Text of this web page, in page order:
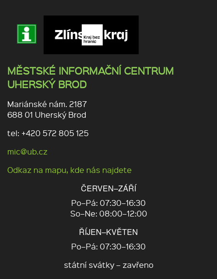
MĚSTSKÉ INFORMAČNÍ CENTRUM
UHERSKÝ BROD
Mariánské nám. 2187
688 01 Uherský Brod
tel: +420 572 805 125
mic@ub.cz
Odkaz na mapu, kde nás najdete
ČERVEN–ZÁŘÍ
Po–Pá: 07:30–16:30
So–Ne: 08:00–12:00
ŘÍJEN–KVĚTEN
Po–Pá: 07:30–16:30
státní svátky – zavřeno